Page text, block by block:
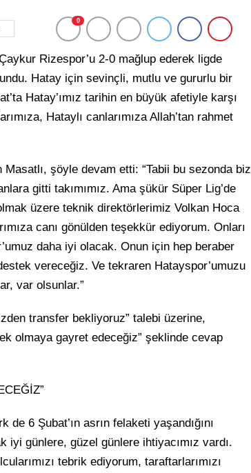
0
Rizespor’u 2-0 mağlup ederek ligde
Hatay için sevinçli, mutlu ve gururlu bir
Hatay’ımız tarihin en büyük afetiyle karşı
Hataylı canlarımıza Allah’tan rahmet
şöyle devam etti: “Tabii bu sezonda biz
gitti takımımız. Ama şükür Süper Lig’de
üzere teknik direktörlerimiz Volkan Hoca
canı gönülden teşekkür ediyorum. Onları
daha iyi olacak. Onun için hep beraber
vereceğiz. Ve tekraren Hatayspor’umuzu
var olsunlar.”
transfer bekliyoruz” talebi üzerine,
olmaya gayret edeceğiz” şeklinde cevap
6 Şubat’ın asrın felaketi yaşandığını
iyi günlere, güzel günlere ihtiyacımız vardı.
tebrik ediyorum, taraftarlarımızı